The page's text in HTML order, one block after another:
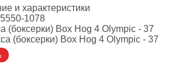
и характеристики
1078